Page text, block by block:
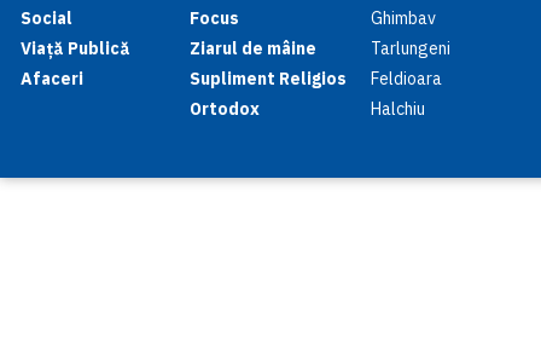
Social
Viață Publică
Afaceri
Focus
Ziarul de mâine
Supliment Religios
Ortodox
Ghimbav
Tarlungeni
Feldioara
Halchiu